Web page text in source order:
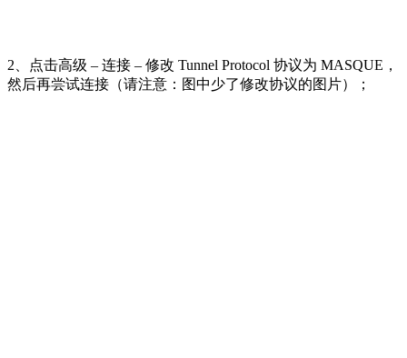
2、点击高级 – 连接 – 修改 Tunnel Protocol 协议为 MASQUE，
然后再尝试连接（请注意：图中少了修改协议的图片）；